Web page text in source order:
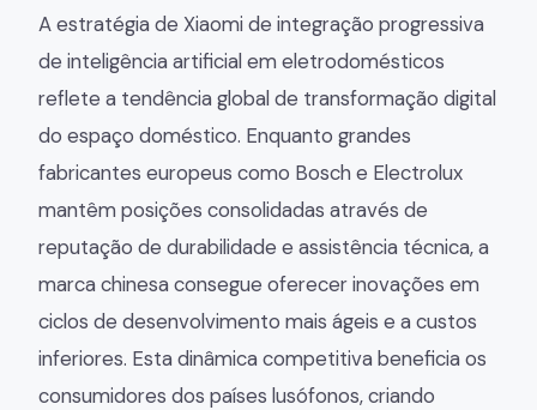
A estratégia de Xiaomi de integração progressiva
de inteligência artificial em eletrodomésticos
reflete a tendência global de transformação digital
do espaço doméstico. Enquanto grandes
fabricantes europeus como Bosch e Electrolux
mantêm posições consolidadas através de
reputação de durabilidade e assistência técnica, a
marca chinesa consegue oferecer inovações em
ciclos de desenvolvimento mais ágeis e a custos
inferiores. Esta dinâmica competitiva beneficia os
consumidores dos países lusófonos, criando